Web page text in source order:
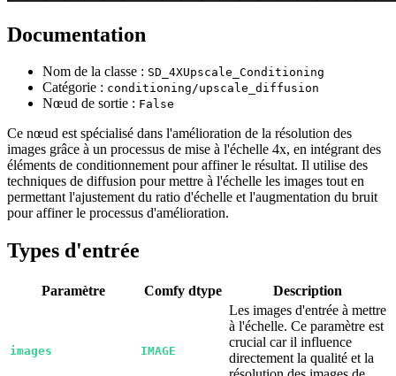
Documentation
Nom de la classe : SD_4XUpscale_Conditioning
Catégorie : conditioning/upscale_diffusion
Nœud de sortie : False
Ce nœud est spécialisé dans l'amélioration de la résolution des
images grâce à un processus de mise à l'échelle 4x, en intégrant des
éléments de conditionnement pour affiner le résultat. Il utilise des
techniques de diffusion pour mettre à l'échelle les images tout en
permettant l'ajustement du ratio d'échelle et l'augmentation du bruit
pour affiner le processus d'amélioration.
Types d'entrée
Paramètre Comfy dtype Description
images IMAGE
Les images d'entrée à mettre
à l'échelle. Ce paramètre est
crucial car il influence
directement la qualité et la